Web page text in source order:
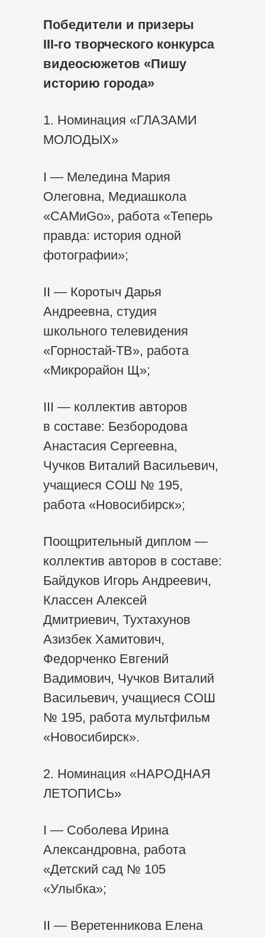
Победители и призеры
III-готворческого конкурса
видеосюжетов «Пишу
историю города»
1. Номинация «ГЛАЗАМИ
МОЛОДЫХ»
I — Меледина Мария
Олеговна, Медиашкола
«САМиGo», работа «Теперь
правда: история одной
фотографии»;
II — Коротыч Дарья
Андреевна, студия
школьного телевидения
«Горностай-ТВ», работа
«Микрорайон Щ»;
III — коллектив авторов
в составе: Безбородова
Анастасия Сергеевна,
Чучков Виталий Васильевич,
учащиеся СОШ № 195,
работа «Новосибирск»;
Поощрительный диплом —
коллектив авторов в составе:
Байдуков Игорь Андреевич,
Классен Алексей
Дмитриевич, Тухтахунов
Азизбек Хамитович,
Федорченко Евгений
Вадимович, Чучков Виталий
Васильевич, учащиеся СОШ
№ 195, работа мультфильм
«Новосибирск».
2. Номинация «НАРОДНАЯ
ЛЕТОПИСЬ»
I — Соболева Ирина
Александровна, работа
«Детский сад № 105
«Улыбка»;
II — Веретенникова Елена